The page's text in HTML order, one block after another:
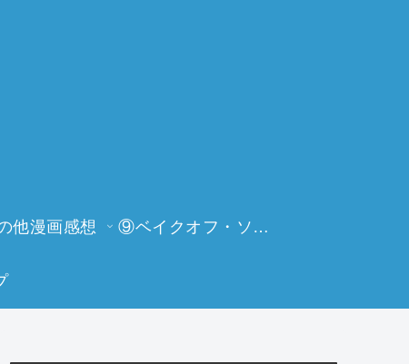
他漫画感想 ⑨ベイクオフ・ソーイングビー